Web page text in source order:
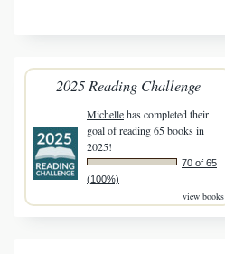
2025 Reading Challenge
Michellehas completed their
goal of reading 65 books in
2025!
70 of 65
(100%)
view books